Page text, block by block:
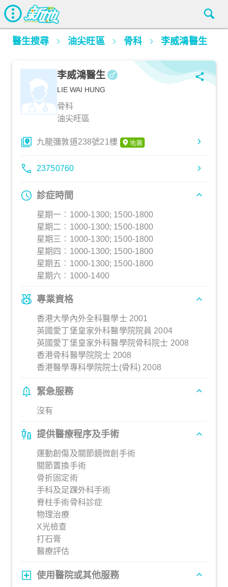
醫生搜尋 油尖旺區 骨科 李威鴻醫生
李威鴻醫生
LIE WAI HUNG
骨科
油尖旺區
九龍彌敦道238號21樓
23750760
診症時間
星期一︰1000-1300; 1500-1800
星期二︰1000-1300; 1500-1800
星期三︰1000-1300; 1500-1800
星期四︰1000-1300; 1500-1800
星期五︰1000-1300; 1500-1800
星期六︰1000-1400
專業資格
香港大學內外全科醫學士 2001
英國愛丁堡皇家外科醫學院院員 2004
英國愛丁堡皇家外科醫學院骨科院士 2008
香港骨科醫學院院士 2008
香港醫學專科學院院士(骨科) 2008
緊急服務
沒有
提供醫療程序及手術
運動創傷及關節鏡微創手術
關節置換手術
骨折固定術
手科及足踝外科手術
脊柱手術骨科診症
物理治療
X光檢查
打石膏
醫療評估
使用醫院或其他服務